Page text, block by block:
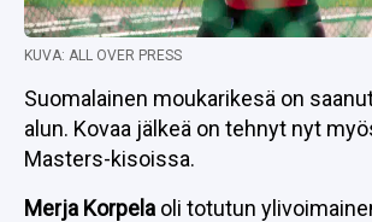
KUVA: ALL OVER PRESS
Suomalainen moukarikesä on
alun. Kovaa jälkeä on tehnyt nyt
Masters-kisoissa.
Merja Korpela oli totutun